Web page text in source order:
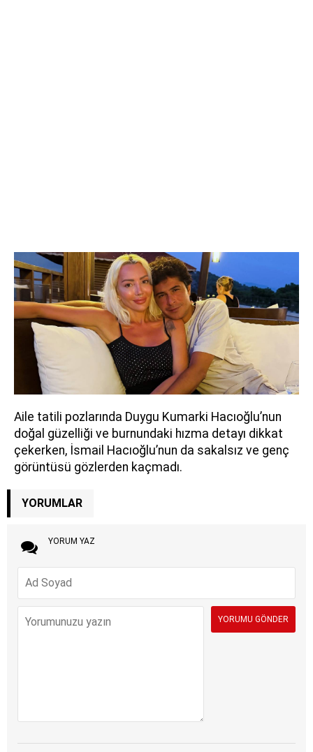
Aile tatili pozlarında Duygu Kumarki Hacıoğlu’nun
doğal güzelliği ve burnundaki hızma detayı dikkat
çekerken, İsmail Hacıoğlu’nun da sakalsız ve genç
görüntüsü gözlerden kaçmadı.
YORUMLAR
YORUM YAZ